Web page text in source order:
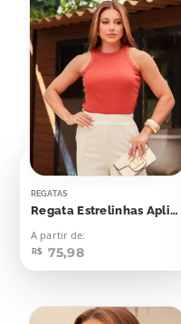
REGATAS
Regata Estrelinhas Aplicação
A partir de:
R$ 75,98